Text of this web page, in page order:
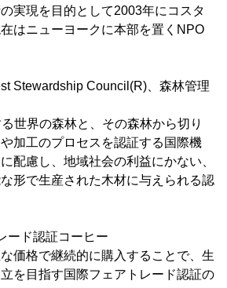
実現を目的として2003年にコスタ
はニューヨークに本部を置くNPO
Stewardship Council(R)、森林管理
世界の森林と、その森林から切り
加工のプロセスを認証する国際機
配慮し、地域社会の利益にかない、
形で生産された木材に与えられる認
ド認証コーヒー
価格で継続的に購入することで、生
を目指す国際フェアトレード認証の